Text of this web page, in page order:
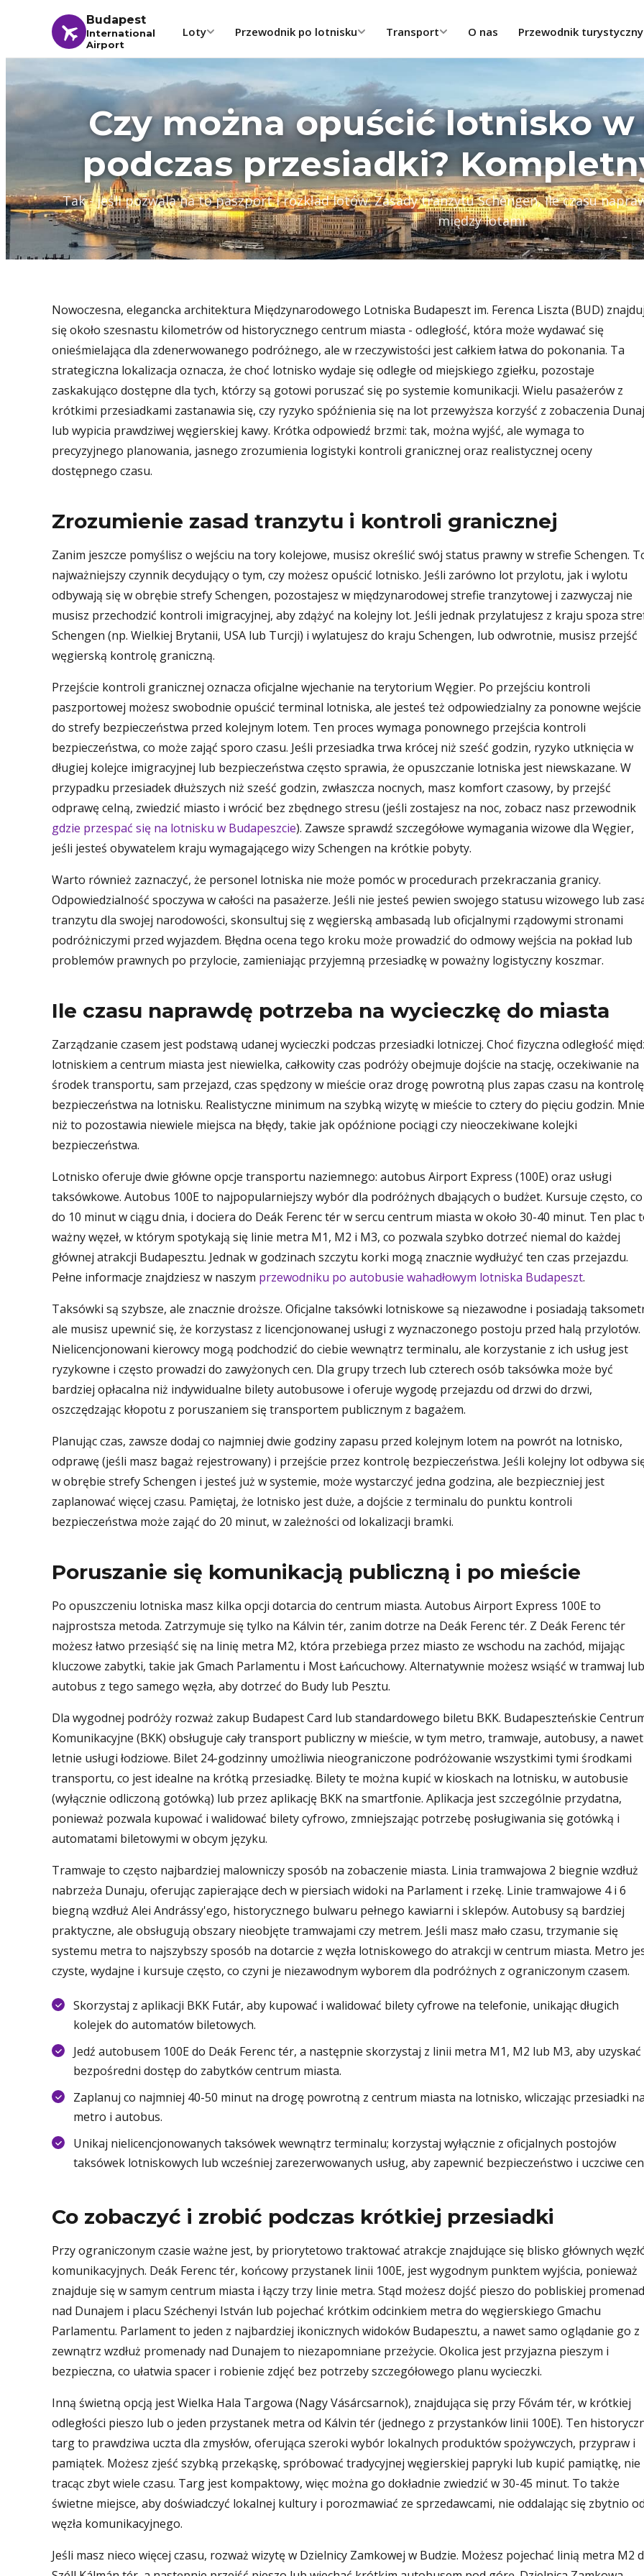
Budapest
International
Airport
Loty Przewodnik po lotnisku Transport O nas Przewodnik turystyczny
Czy można opuścić lotnisko
podczas przesiadki?
Tak - jeśli pozwala na to paszport i rozkład lotów. Zasady tranzytu Schengen, ile czasu
między lotami.
Nowoczesna, elegancka architektura Międzynarodowego Lotniska Budapeszt im. Ferenca Liszta (BUD)
się około szesnastu kilometrów od historycznego centrum miasta - odległość, która może wydawać się
onieśmielająca dla zdenerwowanego podróżnego, ale w rzeczywistości jest całkiem łatwa do pokonania. Ta
strategiczna lokalizacja oznacza, że choć lotnisko wydaje się odległe od miejskiego zgiełku, pozostaje
zaskakująco dostępne dla tych, którzy są gotowi poruszać się po systemie komunikacji. Wielu pasażerów z
krótkimi przesiadkami zastanawia się, czy ryzyko spóźnienia się na lot przewyższa korzyść z zobaczenia
lub wypicia prawdziwej węgierskiej kawy. Krótka odpowiedź brzmi: tak, można wyjść, ale wymaga to
precyzyjnego planowania, jasnego zrozumienia logistyki kontroli granicznej oraz realistycznej oceny
dostępnego czasu.
Zrozumienie zasad tranzytu i kontroli granicznej
Zanim jeszcze pomyślisz o wejściu na tory kolejowe, musisz określić swój status prawny w strefie Schengen.
najważniejszy czynnik decydujący o tym, czy możesz opuścić lotnisko. Jeśli zarówno lot przylotu, jak i wylotu
odbywają się w obrębie strefy Schengen, pozostajesz w międzynarodowej strefie tranzytowej i zazwyczaj nie
musisz przechodzić kontroli imigracyjnej, aby zdążyć na kolejny lot. Jeśli jednak przylatujesz z kraju spoza
Schengen (np. Wielkiej Brytanii, USA lub Turcji) i wylatujesz do kraju Schengen, lub odwrotnie, musisz przejść
węgierską kontrolę graniczną.
Przejście kontroli granicznej oznacza oficjalne wjechanie na terytorium Węgier. Po przejściu kontroli
paszportowej możesz swobodnie opuścić terminal lotniska, ale jesteś też odpowiedzialny za ponowne wejście
do strefy bezpieczeństwa przed kolejnym lotem. Ten proces wymaga ponownego przejścia kontroli
bezpieczeństwa, co może zająć sporo czasu. Jeśli przesiadka trwa krócej niż sześć godzin, ryzyko utknięcia w
długiej kolejce imigracyjnej lub bezpieczeństwa często sprawia, że opuszczanie lotniska jest niewskazane. W
przypadku przesiadek dłuższych niż sześć godzin, zwłaszcza nocnych, masz komfort czasowy, by przejść
odprawę celną, zwiedzić miasto i wrócić bez zbędnego stresu (jeśli zostajesz na noc, zobacz nasz przewodnik
gdzie przespać się na lotnisku w Budapeszcie). Zawsze sprawdź szczegółowe wymagania wizowe dla Węgier,
jeśli jesteś obywatelem kraju wymagającego wizy Schengen na krótkie pobyty.
Warto również zaznaczyć, że personel lotniska nie może pomóc w procedurach przekraczania granicy.
Odpowiedzialność spoczywa w całości na pasażerze. Jeśli nie jesteś pewien swojego statusu wizowego lub
tranzytu dla swojej narodowości, skonsultuj się z węgierską ambasadą lub oficjalnymi rządowymi stronami
podróżniczymi przed wyjazdem. Błędna ocena tego kroku może prowadzić do odmowy wejścia na pokład lub
problemów prawnych po przylocie, zamieniając przyjemną przesiadkę w poważny logistyczny koszmar.
Ile czasu naprawdę potrzeba na wycieczkę do miasta
Zarządzanie czasem jest podstawą udanej wycieczki podczas przesiadki lotniczej. Choć fizyczna odległość
lotniskiem a centrum miasta jest niewielka, całkowity czas podróży obejmuje dojście na stację, oczekiwanie na
środek transportu, sam przejazd, czas spędzony w mieście oraz drogę powrotną plus zapas czasu na kontrolę
bezpieczeństwa na lotnisku. Realistyczne minimum na szybką wizytę w mieście to cztery do pięciu godzin.
niż to pozostawia niewiele miejsca na błędy, takie jak opóźnione pociągi czy nieoczekiwane kolejki
bezpieczeństwa.
Lotnisko oferuje dwie główne opcje transportu naziemnego: autobus Airport Express (100E) oraz usługi
taksówkowe. Autobus 100E to najpopularniejszy wybór dla podróżnych dbających o budżet. Kursuje często,
do 10 minut w ciągu dnia, i dociera do Deák Ferenc tér w sercu centrum miasta w około 30-40 minut. Ten plac
ważny węzeł, w którym spotykają się linie metra M1, M2 i M3, co pozwala szybko dotrzeć niemal do każdej
głównej atrakcji Budapesztu. Jednak w godzinach szczytu korki mogą znacznie wydłużyć ten czas przejazdu.
Pełne informacje znajdziesz w naszym przewodniku po autobusie wahadłowym lotniska Budapeszt.
Taksówki są szybsze, ale znacznie droższe. Oficjalne taksówki lotniskowe są niezawodne i posiadają
ale musisz upewnić się, że korzystasz z licencjonowanej usługi z wyznaczonego postoju przed halą przylotów.
Nielicencjonowani kierowcy mogą podchodzić do ciebie wewnątrz terminalu, ale korzystanie z ich usług jest
ryzykowne i często prowadzi do zawyżonych cen. Dla grupy trzech lub czterech osób taksówka może być
bardziej opłacalna niż indywidualne bilety autobusowe i oferuje wygodę przejazdu od drzwi do drzwi,
oszczędzając kłopotu z poruszaniem się transportem publicznym z bagażem.
Planując czas, zawsze dodaj co najmniej dwie godziny zapasu przed kolejnym lotem na powrót na lotnisko,
odprawę (jeśli masz bagaż rejestrowany) i przejście przez kontrolę bezpieczeństwa. Jeśli kolejny lot odbywa
w obrębie strefy Schengen i jesteś już w systemie, może wystarczyć jedna godzina, ale bezpieczniej jest
zaplanować więcej czasu. Pamiętaj, że lotnisko jest duże, a dojście z terminalu do punktu kontroli
bezpieczeństwa może zająć do 20 minut, w zależności od lokalizacji bramki.
Poruszanie się komunikacją publiczną i po mieście
Po opuszczeniu lotniska masz kilka opcji dotarcia do centrum miasta. Autobus Airport Express 100E to
najprostsza metoda. Zatrzymuje się tylko na Kálvin tér, zanim dotrze na Deák Ferenc tér. Z Deák Ferenc tér
możesz łatwo przesiąść się na linię metra M2, która przebiega przez miasto ze wschodu na zachód, mijając
kluczowe zabytki, takie jak Gmach Parlamentu i Most Łańcuchowy. Alternatywnie możesz wsiąść w tramwaj lub
autobus z tego samego węzła, aby dotrzeć do Budy lub Pesztu.
Dla wygodnej podróży rozważ zakup Budapest Card lub standardowego biletu BKK. Budapeszteńskie
Komunikacyjne (BKK) obsługuje cały transport publiczny w mieście, w tym metro, tramwaje, autobusy, a nawet
letnie usługi łodziowe. Bilet 24-godzinny umożliwia nieograniczone podróżowanie wszystkimi tymi środkami
transportu, co jest idealne na krótką przesiadkę. Bilety te można kupić w kioskach na lotnisku, w autobusie
(wyłącznie odliczoną gotówką) lub przez aplikację BKK na smartfonie. Aplikacja jest szczególnie przydatna,
ponieważ pozwala kupować i walidować bilety cyfrowo, zmniejszając potrzebę posługiwania się gotówką i
automatami biletowymi w obcym języku.
Tramwaje to często najbardziej malowniczy sposób na zobaczenie miasta. Linia tramwajowa 2 biegnie wzdłuż
nabrzeża Dunaju, oferując zapierające dech w piersiach widoki na Parlament i rzekę. Linie tramwajowe 4 i 6
biegną wzdłuż Alei Andrássy'ego, historycznego bulwaru pełnego kawiarni i sklepów. Autobusy są bardziej
praktyczne, ale obsługują obszary nieobjęte tramwajami czy metrem. Jeśli masz mało czasu, trzymanie się
systemu metra to najszybszy sposób na dotarcie z węzła lotniskowego do atrakcji w centrum miasta. Metro
czyste, wydajne i kursuje często, co czyni je niezawodnym wyborem dla podróżnych z ograniczonym czasem.
Skorzystaj z aplikacji BKK Futár, aby kupować i walidować bilety cyfrowe na telefonie, unikając długich
kolejek do automatów biletowych.
Jedź autobusem 100E do Deák Ferenc tér, a następnie skorzystaj z linii metra M1, M2 lub M3, aby uzyskać
bezpośredni dostęp do zabytków centrum miasta.
Zaplanuj co najmniej 40-50 minut na drogę powrotną z centrum miasta na lotnisko, wliczając przesiadki
metro i autobus.
Unikaj nielicencjonowanych taksówek wewnątrz terminalu; korzystaj wyłącznie z oficjalnych postojów
taksówek lotniskowych lub wcześniej zarezerwowanych usług, aby zapewnić bezpieczeństwo i uczciwe
Co zobaczyć i zrobić podczas krótkiej przesiadki
Przy ograniczonym czasie ważne jest, by priorytetowo traktować atrakcje znajdujące się blisko głównych
komunikacyjnych. Deák Ferenc tér, końcowy przystanek linii 100E, jest wygodnym punktem wyjścia, ponieważ
znajduje się w samym centrum miasta i łączy trzy linie metra. Stąd możesz dojść pieszo do pobliskiej
nad Dunajem i placu Széchenyi István lub pojechać krótkim odcinkiem metra do węgierskiego Gmachu
Parlamentu. Parlament to jeden z najbardziej ikonicznych widoków Budapesztu, a nawet samo oglądanie go z
zewnątrz wzdłuż promenady nad Dunajem to niezapomniane przeżycie. Okolica jest przyjazna pieszym i
bezpieczna, co ułatwia spacer i robienie zdjęć bez potrzeby szczegółowego planu wycieczki.
Inną świetną opcją jest Wielka Hala Targowa (Nagy Vásárcsarnok), znajdująca się przy Fővám tér, w krótkiej
odległości pieszo lub o jeden przystanek metra od Kálvin tér (jednego z przystanków linii 100E). Ten
targ to prawdziwa uczta dla zmysłów, oferująca szeroki wybór lokalnych produktów spożywczych, przypraw i
pamiątek. Możesz zjeść szybką przekąskę, spróbować tradycyjnej węgierskiej papryki lub kupić pamiątkę, nie
tracąc zbyt wiele czasu. Targ jest kompaktowy, więc można go dokładnie zwiedzić w 30-45 minut. To także
świetne miejsce, aby doświadczyć lokalnej kultury i porozmawiać ze sprzedawcami, nie oddalając się zbytnio
węzła komunikacyjnego.
Jeśli masz nieco więcej czasu, rozważ wizytę w Dzielnicy Zamkowej w Budzie. Możesz pojechać linią metra M2